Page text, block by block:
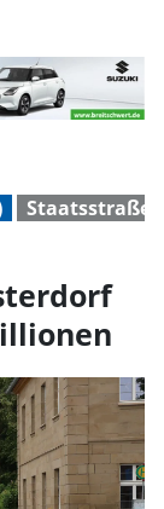
Staatsstraße